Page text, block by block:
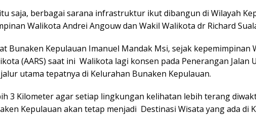
saja, berbagai sarana infrastruktur ikut dibangun di Wilayah
Walikota Andrei Angouw dan Wakil Walikota dr Richard
Bunaken Kepulauan Imanuel Mandak Msi, sejak kepemimpinan
(AARS) saat ini Walikota lagi konsen pada Penerangan Jalan
utama tepatnya di Kelurahan Bunaken Kepulauan.
3 Kilometer agar setiap lingkungan kelihatan lebih terang
Kepulauan akan tetap menjadi Destinasi Wisata yang ada di